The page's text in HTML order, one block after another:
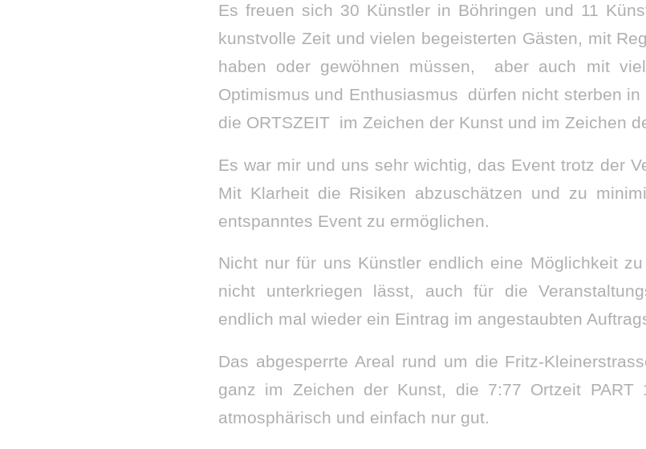
Es freuen sich 30 Künstler in Böhringen und 11
kunstvolle Zeit und vielen begeisterten Gästen, mit
haben oder gewöhnen müssen, aber auch mit
Optimismus und Enthusiasmus dürfen nicht sterben
die ORTSZEIT im Zeichen der Kunst und im Zeichen
Es war mir und uns sehr wichtig, das Event trotz der
Mit Klarheit die Risiken abzuschätzen und zu
entspanntes Event zu ermöglichen.
Nicht nur für uns Künstler endlich eine Möglichkeit
nicht unterkriegen lässt, auch für die
endlich mal wieder ein Eintrag im angestaubten
Das abgesperrte Areal rund um die Fritz-
ganz im Zeichen der Kunst, die 7:77 Ortzeit PART
atmosphärisch und einfach nur gut.